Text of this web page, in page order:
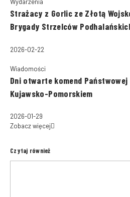
Strażacy z Gorlic ze Złotą
Brygady Strzelców
2026-02-22
Wiadomości
Dni otwarte komend
Kujawsko-Pomorskiem
2026-01-29
Zobacz więcej
Czytaj również